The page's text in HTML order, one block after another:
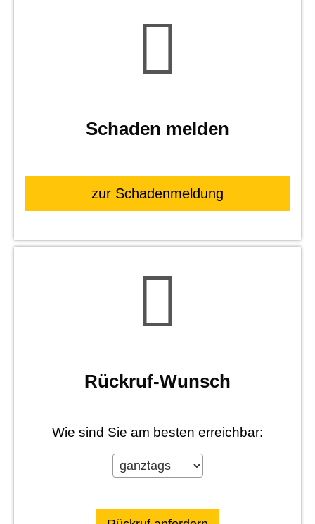
Schaden melden
zur Schadenmeldung
Rück­ruf-Wunsch
Wie sind Sie am besten erreichbar: